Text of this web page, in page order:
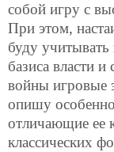
собой игру с
При этом,
буду
базиса власти
войны игровые
опишу
отличающие ее
классических